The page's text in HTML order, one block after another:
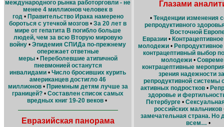
международного рынка работорговли - не
менее 4 миллионов человек в
год• Правительство Ирака намерено
бороться с утечкой мозгов • За 20 лет в
мире от гепатита В погибло больше
людей, чем за всю Вторую мировую
войну • Эпидемия СПИДа по-прежнему
опережает ответные
меры• Переболевшие атипичной
пневмонией останутся
инвалидами • Число бросивших курить
американцев достигло 46
миллионов• Приемным детям лучше за
границей? • Составлен список самых
вредных книг 19-20 веков •
Евразийская панорама
Глазами
• Тенденции изменения
репродуктивного
Восточной
Евразии •
молодежи •
контрацептивный выбор
молодежи•
контрацептивные
зрения надежности
репродуктивной системы
активных подростков •
здоровье и
Петербурге •
российских мальчиков
замечательная страна. Но
всем… •